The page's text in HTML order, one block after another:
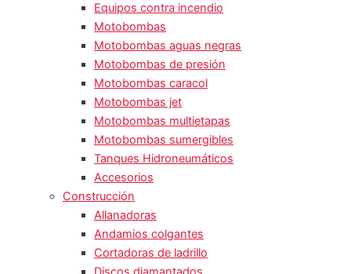
Equipos contra incendio
Motobombas
Motobombas aguas negras
Motobombas de presión
Motobombas caracol
Motobombas jet
Motobombas multietapas
Motobombas sumergibles
Tanques Hidroneumáticos
Accesorios
Construcción
Allanadoras
Andamios colgantes
Cortadoras de ladrillo